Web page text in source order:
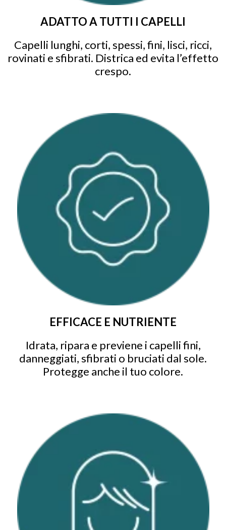
ADATTO A TUTTI I CAPELLI
Capelli lunghi, corti, spessi, fini, lisci, ricci,
rovinati e sfibrati. Districa ed evita l’effetto
crespo.
EFFICACE E NUTRIENTE
Idrata, ripara e previene i capelli fini,
danneggiati, sfibrati o bruciati dal sole.
Protegge anche il tuo colore.